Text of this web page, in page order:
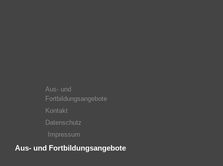
Aus- und
Fortbildungsangebote
Kontakt
Datenschutz
Impressum
Aus- und Fortbildungsangebote